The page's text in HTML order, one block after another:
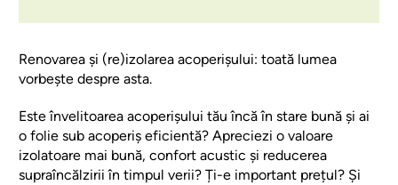
Renovarea și (re)izolarea acoperișului: toată lumea
vorbește despre asta.
Este învelitoarea acoperișului tău încă în stare bună și ai
o folie sub acoperiș eficientă? Apreciezi o valoare
izolatoare mai bună, confort acustic și reducerea
supraîncălzirii în timpul verii? Ți-e important prețul? Și